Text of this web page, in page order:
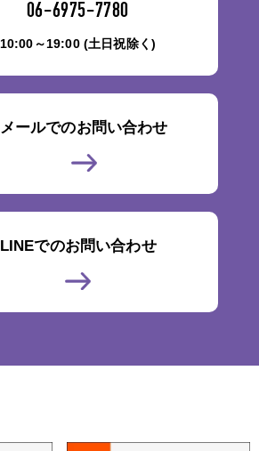
06-6975-7780
10:00～19:00 (土日祝除く)
メールでのお問い合わせ
LINEでのお問い合わせ